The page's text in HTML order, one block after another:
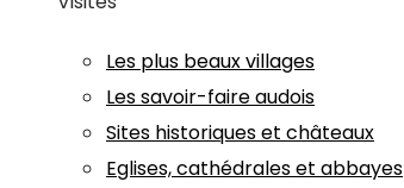
Les plus beaux villages
Les savoir-faire audois
Sites historiques et châteaux
Eglises, cathédrales et abbayes